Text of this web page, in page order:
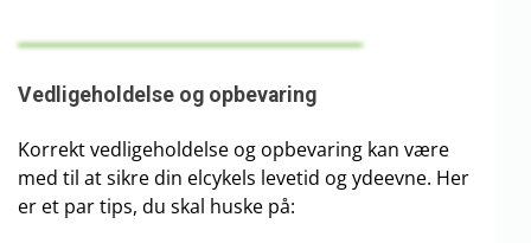
Vedligeholdelse og opbevaring
Korrekt vedligeholdelse og opbevaring kan være
med til at sikre din elcykels levetid og ydeevne. Her
er et par tips, du skal huske på: